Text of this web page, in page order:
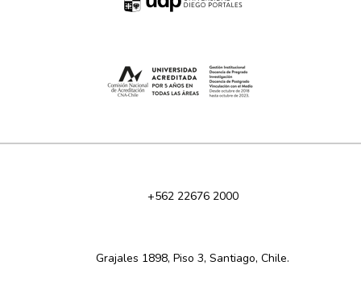
+562 22676 2000
Grajales 1898, Piso 3, Santiago, Chile.